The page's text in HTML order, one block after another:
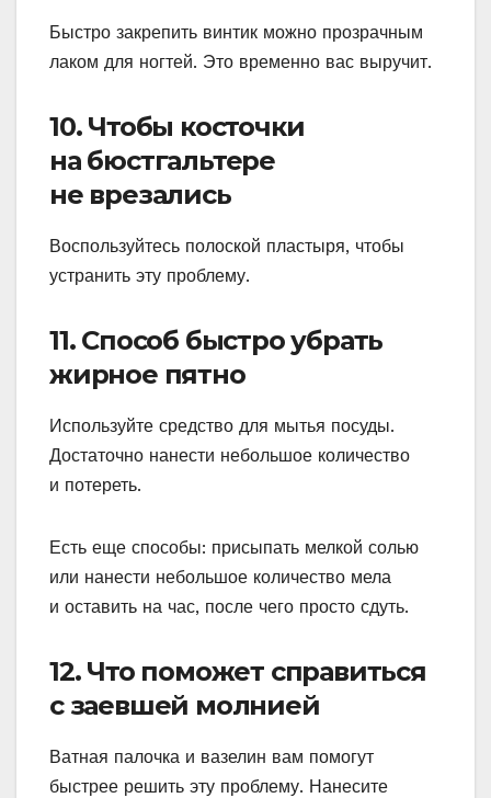
Быстро закрепить винтик можно прозрачным
лаком для ногтей. Это временно вас выручит.
10. Чтобы косточки
на бюстгальтере
не врезались
Воспользуйтесь полоской пластыря, чтобы
устранить эту проблему.
11. Способ быстро убрать
жирное пятно
Используйте средство для мытья посуды.
Достаточно нанести небольшое количество
и потереть.
Есть еще способы: присыпать мелкой солью
или нанести небольшое количество мела
и оставить на час, после чего просто сдуть.
12. Что поможет справиться
с заевшей молнией
Ватная палочка и вазелин вам помогут
быстрее решить эту проблему. Нанесите